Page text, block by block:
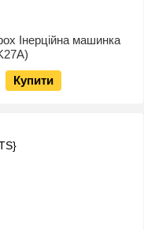
Інерційна машинка
Купити